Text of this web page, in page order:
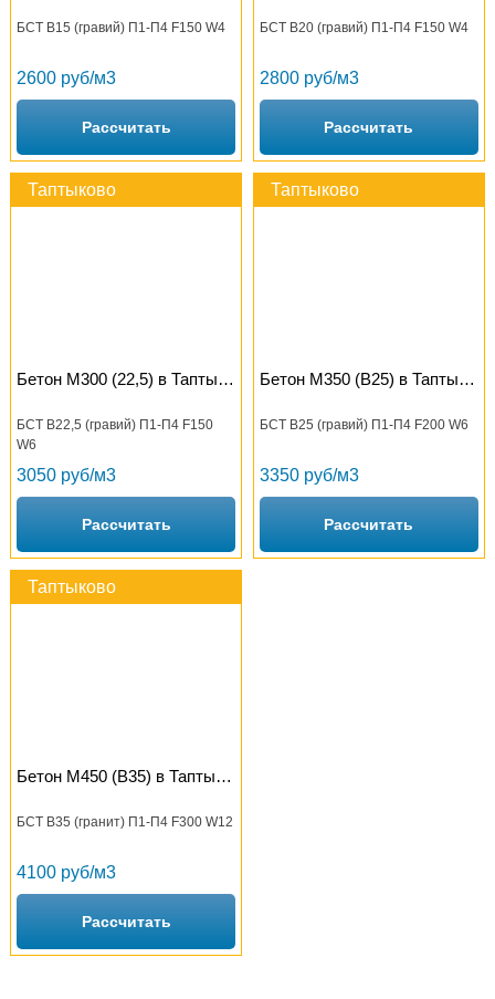
БСТ В15 (гравий) П1-П4 F150 W4
2600 руб/м3
Рассчитать
БСТ В20 (гравий) П1-П4 F150 W4
2800 руб/м3
Рассчитать
Таптыково
Бетон М300 (22,5) в Таптыково
БСТ В22,5 (гравий) П1-П4 F150
W6
3050 руб/м3
Рассчитать
Таптыково
Бетон М350 (B25) в Таптыково
БСТ В25 (гравий) П1-П4 F200 W6
3350 руб/м3
Рассчитать
Таптыково
Бетон М450 (B35) в Таптыково
БСТ В35 (гранит) П1-П4 F300 W12
4100 руб/м3
Рассчитать